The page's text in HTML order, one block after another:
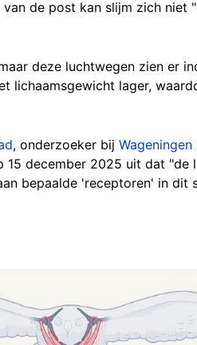
de post kan slijm zich niet
deze luchtwegen zien er
lichaamsgewicht lager,
, onderzoeker bij
december 2025 uit dat "de
bepaalde 'receptoren' in dit